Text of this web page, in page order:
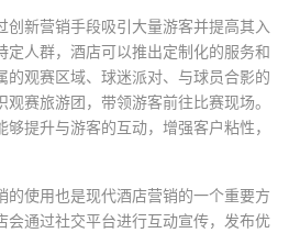
创新营销手段吸引大量游客并提高其入
定人群，酒店可以推出定制化的服务和
的观赛区域、球迷派对、与球员合影的
赛旅游团，带领游客前往比赛现场。
提升与游客的互动，增强客户粘性，
的使用也是现代酒店营销的一个重要方
会通过社交平台进行互动宣传，发布优